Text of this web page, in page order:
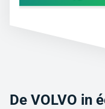
De VOLVO in